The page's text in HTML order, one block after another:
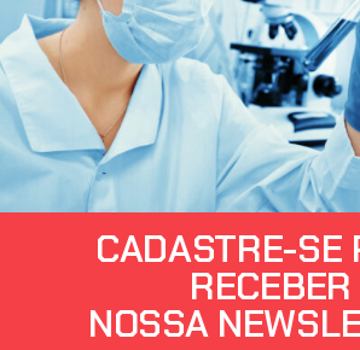
CADASTRE-SE
RECEBER
NOSSA